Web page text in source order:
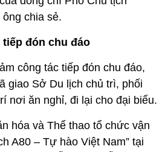
chia sẻ.
tiếp đón chu đáo
công tác tiếp đón chu đáo,
giao Sở Du lịch chủ trì, phối
nơi ăn nghỉ, đi lại cho đại biểu.
hóa và Thể thao tổ chức vận
A80 – Tự hào Việt Nam” tại